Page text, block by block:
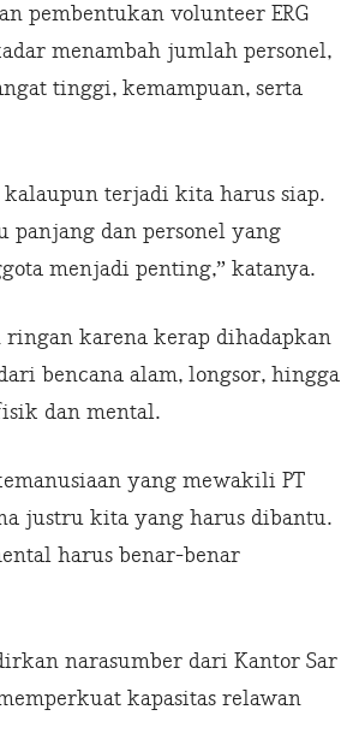
pembentukan volunteer ERG
menambah jumlah personel,
tinggi, kemampuan, serta
terjadi kita harus siap.
panjang dan personel yang
menjadi penting,” katanya.
karena kerap dihadapkan
bencana alam, longsor, hingga
dan mental.
yang mewakili PT
justru kita yang harus dibantu.
harus benar-benar
narasumber dari Kantor Sar
kapasitas relawan